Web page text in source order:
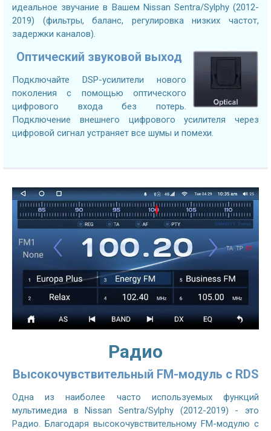
идеальное звучание в Вашем Nissan Sentra/Sylphy (2012-
2019) (фильтры, баланс, регулировка низких частот,
задержки каналов).
Оптический звуковой выход
Подключайте DSP-усилители нового
поколения с помощью оптического
цифрового входа без потерь.
Подключение внешнего цифрового усилителя через
цифровой сигнал устраняет все шумы и помехи.
Радио
Высокочувствительный FM-модуль с RDS
Одна из наиболее часто используемых функций
мультимедиа в Nissan Sentra/Sylphy (2012-2019) - это
Радио. Благодаря высокочувствительному FM-модулю с